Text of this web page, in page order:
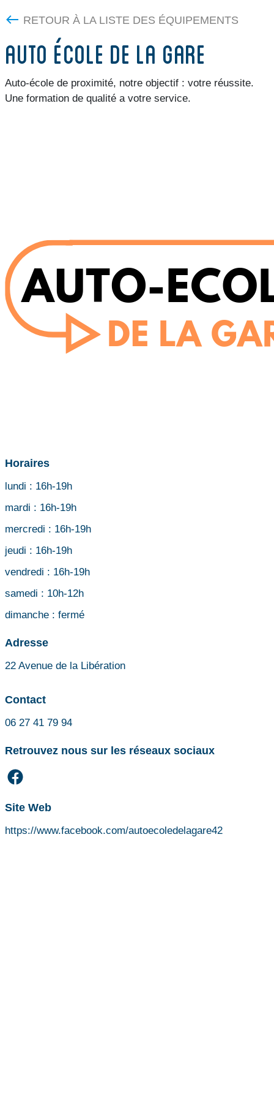
RETOUR À LA LISTE DES ÉQUIPEMENTS
AUTO ÉCOLE DE LA GARE
Auto-école de proximité, notre objectif : votre réussite.
Une formation de qualité a votre service.
Horaires
lundi : 16h-19h
mardi : 16h-19h
mercredi : 16h-19h
jeudi : 16h-19h
vendredi : 16h-19h
samedi : 10h-12h
dimanche : fermé
Adresse
22 Avenue de la Libération
Contact
06 27 41 79 94
Retrouvez nous sur les réseaux sociaux
Site Web
https://www.facebook.com/autoecoledelagare42